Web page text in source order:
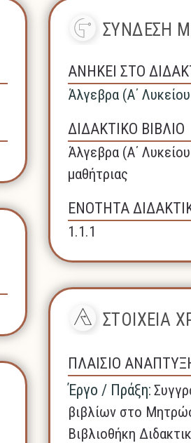
ΣΥΝΔΕΣΗ
ΑΝΗΚΕΙ ΣΤΟ
Άλγεβρα (A΄
ΔΙΔΑΚΤΙΚΟ ΒΙΒΛΙΟ
Άλγεβρα (A΄
μαθήτριας
ΕΝΟΤΗΤΑ
1.1.1
ΣΤΟΙΧΕΙΑ
ΠΛΑΙΣΙΟ
Έργο / Πράξη:
βιβλίων στο
Βιβλιοθήκη